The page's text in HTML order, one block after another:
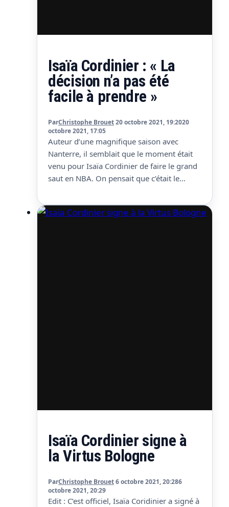
Isaïa Cordinier : « La
décision n’a pas été
facile à prendre »
ParChristophe Brouet20 octobre 2021, 19:2020
octobre 2021, 17:05
Auteur d’une magnifique saison avec
Nanterre, il semblait que le moment était
venu pour Isaïa Cordinier de faire le grand
saut en NBA. On pensait que c’était le
aux Etats-Unis pour faire des essais avec
les Nets et il se murmurait qu’il pouvait y
Isaïa Cordinier signe à
la Virtus Bologne
ParChristophe Brouet6 octobre 2021, 20:286
octobre 2021, 20:29
Edit : C’est officiel, Isaïa Coridinier a signé à